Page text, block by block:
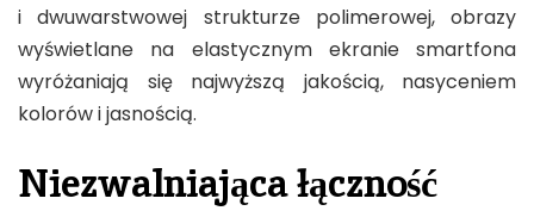
i dwuwarstwowej strukturze polimerowej, obrazy
wyświetlane na elastycznym ekranie smartfona
wyróżaniają się najwyższą jakością, nasyceniem
kolorów i jasnością.
Niezwalniająca łączność